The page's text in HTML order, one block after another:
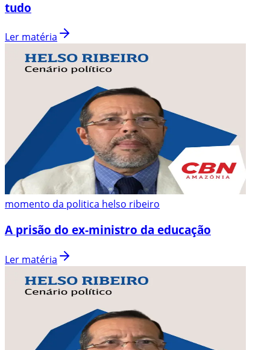
tudo
Ler matéria
momento da politica helso ribeiro
A prisão do ex-ministro da educação
Ler matéria